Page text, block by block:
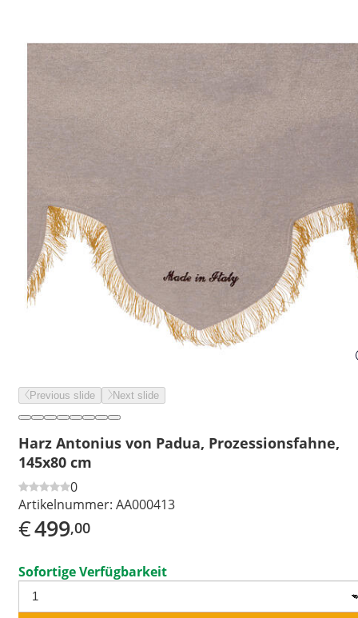
Previous slide Next slide
Harz Antonius von Padua, Prozessionsfahne,
145x80 cm
0
Artikelnummer: AA000413
€499,00
Sofortige Verfügbarkeit